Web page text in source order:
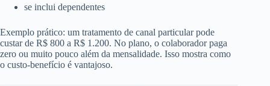
se inclui dependentes
Exemplo prático: um tratamento de canal particular pode
custar de R$ 800 a R$ 1.200. No plano, o colaborador paga
zero ou muito pouco além da mensalidade. Isso mostra como
o custo-benefício é vantajoso.